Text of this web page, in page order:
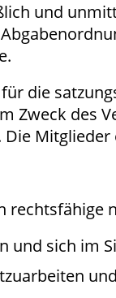
und
die
Zweck des
und sich im